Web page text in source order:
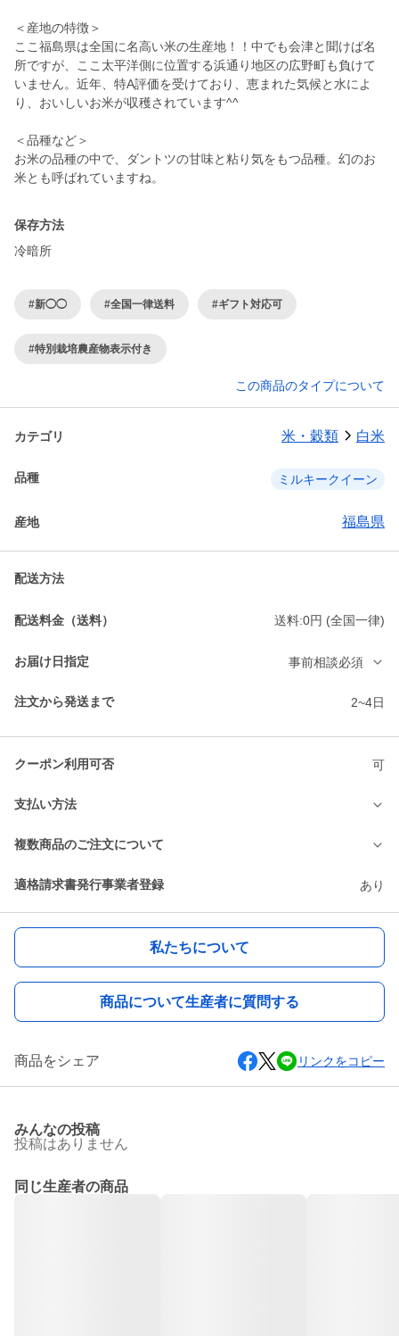
＜産地の特徴＞
ここ福島県は全国に名高い米の生産地！！中でも会津と聞けば名
所ですが、ここ太平洋側に位置する浜通り地区の広野町も負けて
いません。近年、特A評価を受けており、恵まれた気候と水によ
り、おいしいお米が収穫されています^^
＜品種など＞
お米の品種の中で、ダントツの甘味と粘り気をもつ品種。幻のお
米とも呼ばれていますね。
保存方法
冷暗所
#新◯◯ #全国一律送料 #ギフト対応可
#特別栽培農産物表示付き
この商品のタイプについて
カテゴリ 米・穀類 白米
品種 ミルキークイーン
産地 福島県
配送方法
配送料金（送料） 送料:0円 (全国一律)
お届け日指定 事前相談必須
注文から発送まで 2~4日
クーポン利用可否 可
支払い方法
複数商品のご注文について
適格請求書発行事業者登録 あり
私たちについて
商品について生産者に質問する
商品をシェア リンクをコピー
みんなの投稿
投稿はありません
同じ生産者の商品